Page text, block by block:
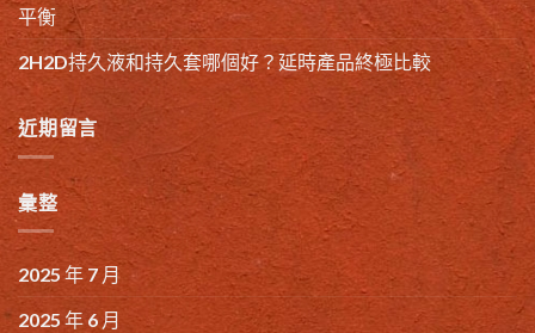
平衡
2H2D持久液和持久套哪個好？延時產品終極比較
近期留言
彙整
2025 年 7 月
2025 年 6 月